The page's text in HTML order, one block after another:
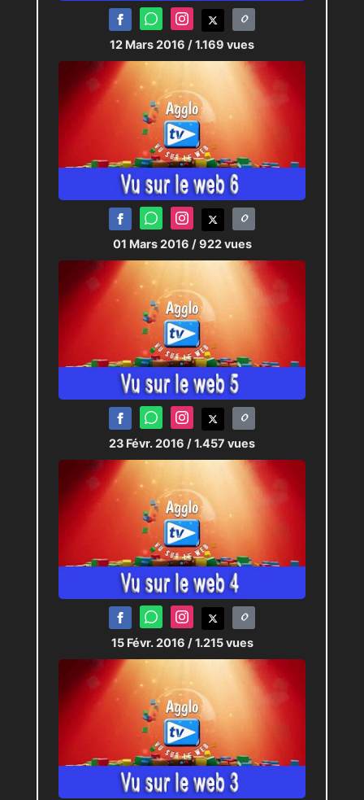
12 Mars 2016 / 1.169 vues
01 Mars 2016 / 922 vues
23 Févr. 2016 / 1.457 vues
15 Févr. 2016 / 1.215 vues